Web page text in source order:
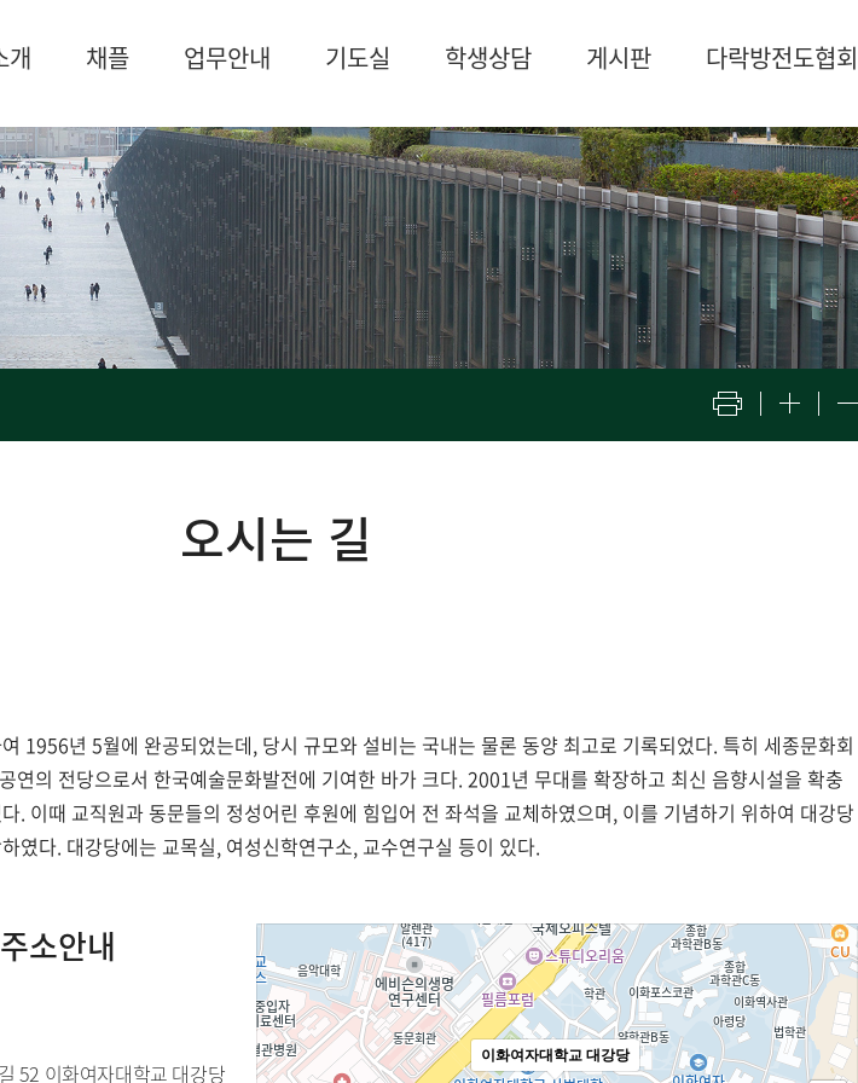
개 채플 업무안내 기도실 학생상담 게시판 다락방전도협회
오시는 길
1956년 5월에 완공되었는데, 당시 규모와 설비는 국내는 물론 동양 최고로 기록되었다. 특히 세종문화회
연의 전당으로서 한국예술문화발전에 기여한 바가 크다. 2001년 무대를 확장하고 최신 음향시설을 확충
. 이때 교직원과 동문들의 정성어린 후원에 힘입어 전 좌석을 교체하였으며, 이를 기념하기 위하여 대강당
였다. 대강당에는 교목실, 여성신학연구소, 교수연구실 등이 있다.
소안내
52 이화여자대학교 대강당
이화여자대학교 대강당